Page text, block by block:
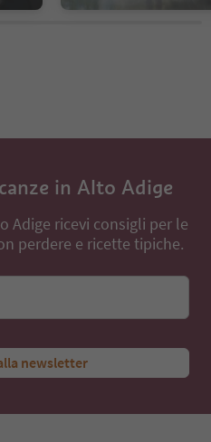
in Alto Adige
Adige ricevi consigli per le
perdere e ricette tipiche.
newsletter